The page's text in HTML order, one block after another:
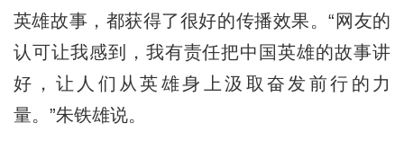
英雄故事，都获得了很好的传播效果。“网友的
认可让我感到，我有责任把中国英雄的故事讲
好，让人们从英雄身上汲取奋发前行的力
量。”朱铁雄说。